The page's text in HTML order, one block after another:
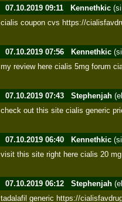
07.10.2019 09:11 Kennethkic
cialis coupon cvs https://
07.10.2019 07:56 Kennethkic
my review here cialis 5mg forum
07.10.2019 07:43 Stephenjah
check out this site cialis generic
07.10.2019 06:40 Kennethkic
visit this site right here cialis 20
07.10.2019 06:12 Stephenjah
tadalafil generic https://